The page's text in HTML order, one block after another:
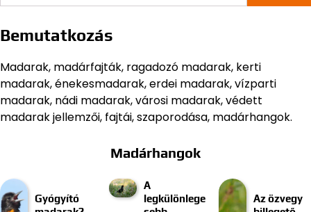
Bemutatkozás
Madarak, madárfajták, ragadozó madarak, kerti
madarak, énekesmadarak, erdei madarak, vízparti
madarak, nádi madarak, városi madarak, védett
madarak jellemzői, fajtái, szaporodása, madárhangok.
Madárhangok
Gyógyító
A
legkülönlege
Az özvegy